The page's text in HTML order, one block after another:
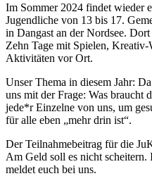
Im Sommer 2024 findet wieder
Jugendliche von 13 bis 17.
in Dangast an der Nordsee.
Zehn Tage mit Spielen,
Aktivitäten vor Ort.
Unser Thema in diesem Jahr:
uns mit der Frage: Was braucht
jede*r Einzelne von uns, um
für alle eben „mehr drin ist“.
Der Teilnahmebeitrag für die
Am Geld soll es nicht
meldet euch bei uns.